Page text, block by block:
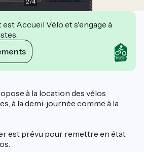
est Accueil Vélo et s'engage à
à la location des vélos
à la demi-journée comme à la
est prévu pour remettre en état